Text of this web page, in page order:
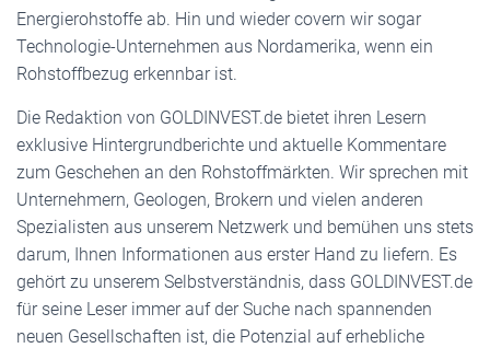
Energierohstoffe ab. Hin und wieder covern wir sogar
Technologie-Unternehmen aus Nordamerika, wenn ein
Rohstoffbezug erkennbar ist.
Die Redaktion von GOLDINVEST.de bietet ihren Lesern
exklusive Hintergrundberichte und aktuelle Kommentare
zum Geschehen an den Rohstoffmärkten. Wir sprechen mit
Unternehmern, Geologen, Brokern und vielen anderen
Spezialisten aus unserem Netzwerk und bemühen uns stets
darum, Ihnen Informationen aus erster Hand zu liefern. Es
gehört zu unserem Selbstverständnis, dass GOLDINVEST.de
für seine Leser immer auf der Suche nach spannenden
neuen Gesellschaften ist, die Potenzial auf erhebliche